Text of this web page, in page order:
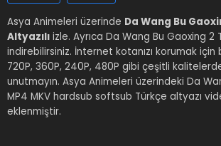
Asya Animeleri üzerinde Da Wang Bu
Altyazılı izle. Ayrıca Da Wang Bu Gaoxing 2
indirebilirsiniz. İnternet kotanızı korumak için
720P, 360P, 240P, 480P gibi çeşitli
unutmayın. Asya Animeleri üzerindeki Da
MP4 MKV hardsub softsub Türkçe altyazı
eklenmiştir.